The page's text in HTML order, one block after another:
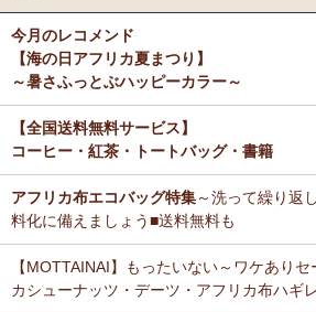
今月のレコメンド
【海の日アフリカ夏まつり】
～暑さふっとぶハッピーカラー～
【全国送料無料サービス】
コーヒー・紅茶・トートバッグ・書籍
アフリカ布エコバッグ特集～洗って繰り返
料化に備えましょう■送料無料も
【MOTTAINAI】もったいない～ワケありセ
カシューナッツ・デーツ・アフリカ布ハギ